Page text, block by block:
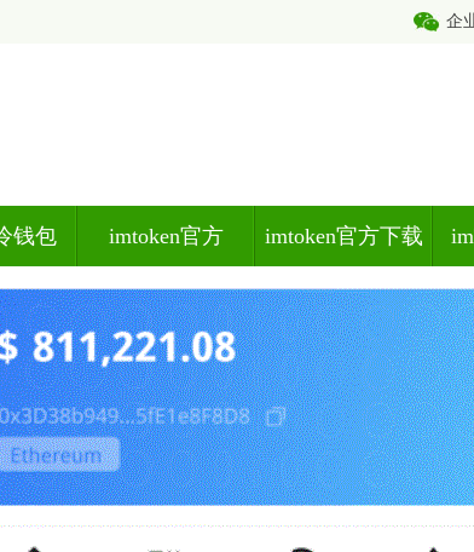
企
钱包 imtoken官方 imtoken官方下载